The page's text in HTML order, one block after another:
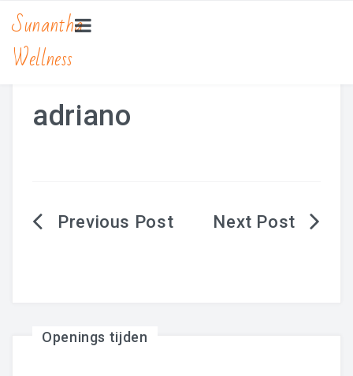
Sunantha
Wellness
BEAUTY
adriano
Berichtnavigatie
Openings tijden